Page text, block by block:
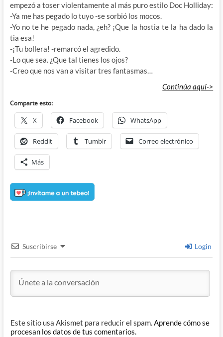
empezó a toser violentamente al más puro estilo Doc Holliday:
-Ya me has pegado lo tuyo -se sorbió los mocos.
-Yo no te he pegado nada, ¿eh? ¡Que la hostia te la ha dado la
tia esa!
-¡Tu bollera! -remarcó el agredido.
-Lo que sea. ¿Que tal tienes los ojos?
-Creo que nos van a visitar tres fantasmas…
Continúa aquí->
Comparte esto:
X Facebook WhatsApp
Reddit Tumblr Correo electrónico
Más
Suscribirse Login
Este sitio usa Akismet para reducir el spam.Aprende cómo se
procesan los datos de tus comentarios.